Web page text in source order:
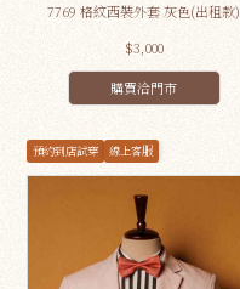
7769 格紋西裝外套 灰色(出租款)
$3,000
購買洽門市
預約到店試穿 線上客服